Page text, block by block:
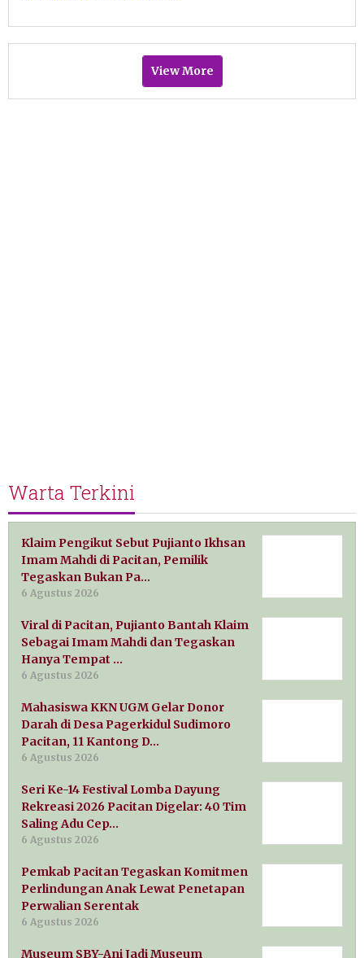
View More
Warta Terkini
Klaim Pengikut Sebut Pujianto Ikhsan
Imam Mahdi di Pacitan, Pemilik
Tegaskan Bukan Pa…
6 Agustus 2026
Viral di Pacitan, Pujianto Bantah Klaim
Sebagai Imam Mahdi dan Tegaskan
Hanya Tempat …
6 Agustus 2026
Mahasiswa KKN UGM Gelar Donor
Darah di Desa Pagerkidul Sudimoro
Pacitan, 11 Kantong D…
6 Agustus 2026
Seri Ke-14 Festival Lomba Dayung
Rekreasi 2026 Pacitan Digelar: 40 Tim
Saling Adu Cep…
6 Agustus 2026
Pemkab Pacitan Tegaskan Komitmen
Perlindungan Anak Lewat Penetapan
Perwalian Serentak
6 Agustus 2026
Museum SBY-Ani Jadi Museum